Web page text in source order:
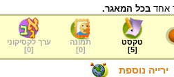
אחד בכל המאגר.
טקסט
[
5
]
תמונה
[
0
]
ערך לקסיקוני
[
0
]
ירייה נוספת